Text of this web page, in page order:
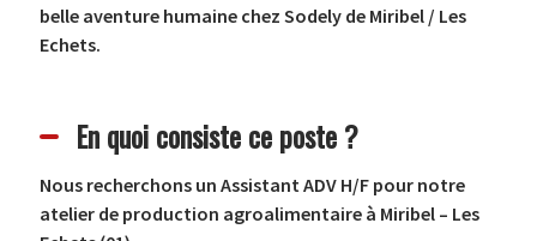
belle aventure humaine chez Sodely de Miribel / Les
Echets.
En quoi consiste ce poste ?
Nous recherchons un Assistant ADV H/F pour notre
atelier de production agroalimentaire à Miribel – Les